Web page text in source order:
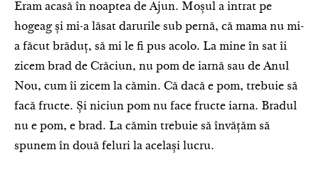
Eram acasă în noaptea de Ajun. Moșul a intrat pe
hogeag și mi-a lăsat darurile sub pernă, că mama nu mi-
a făcut brăduț, să mi le fi pus acolo. La mine în sat îi
zicem brad de Crăciun, nu pom de iarnă sau de Anul
Nou, cum îi zicem la cămin. Că dacă e pom, trebuie să
facă fructe. Și niciun pom nu face fructe iarna. Bradul
nu e pom, e brad. La cămin trebuie să învățăm să
spunem în două feluri la același lucru.